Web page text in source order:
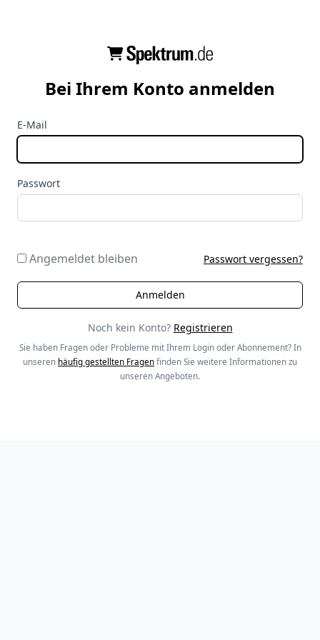
Bei Ihrem Konto anmelden
E-Mail
Passwort
Angemeldet bleiben Passwort vergessen?
Noch kein Konto? Registrieren
Sie haben Fragen oder Probleme mit Ihrem Login oder Abonnement? In
unseren häufig gestellten Fragen finden Sie weitere Informationen zu
unseren Angeboten.